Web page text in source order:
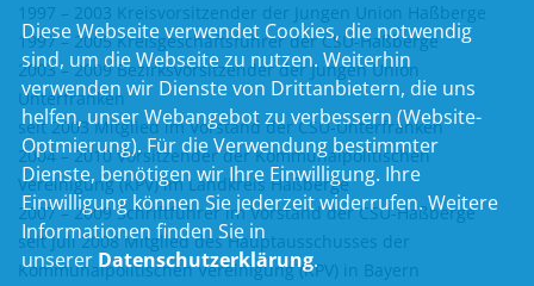
1997 – 2003 Kreisvorsitzender der Jungen Union Haßberge
1997 – 2005 Kreisgeschäftsführer der CSU-Haßberge
2003 – 2009 Bezirksvorsitzender der Jungen Union
Unterfranken
seit 2003 Mitglied im Vorstand der CSU-Unterfranken
2004 – 2010 Vorsitzender der Kommunalpolitischen
Vereinigung (KPV) im Landkreis Haßberge
2007 – 2009 Schriftführer im Vorstand der CSU-Haßberge
seit Juli 2008 Mitglied des Hauptausschusses der
Kommunalpolitischen Vereinigung (KPV) in Bayern
Diese Webseite verwendet Cookies, die notwendig
sind, um die Webseite zu nutzen. Weiterhin
verwenden wir Dienste von Drittanbietern, die uns
helfen, unser Webangebot zu verbessern (Website-
Optmierung). Für die Verwendung bestimmter
Dienste, benötigen wir Ihre Einwilligung. Ihre
Einwilligung können Sie jederzeit widerrufen. Weitere
Informationen finden Sie in
unserer Datenschutzerklärung.